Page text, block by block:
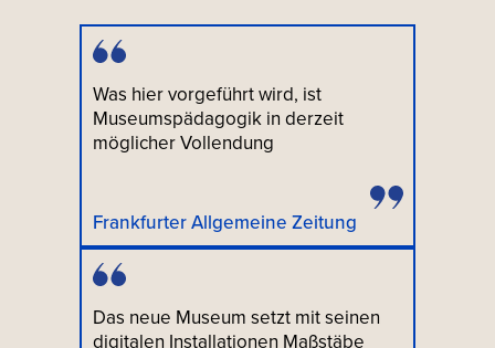
Was hier vorgeführt wird, ist
Museumspädagogik in derzeit
möglicher Vollendung
Frankfurter Allgemeine Zeitung
Das neue Museum setzt mit seinen
digitalen Installationen Maßstäbe